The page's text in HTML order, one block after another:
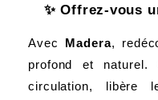
✨ Offrez-vous
Avec Madera,
profond et naturel.
circulation, libère